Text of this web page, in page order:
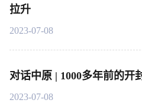
拉升
2023-07-08
对话中原 | 1000多年前的开
2023-07-08